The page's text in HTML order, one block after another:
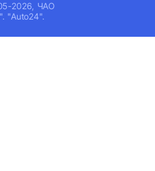
2026, ЧАО
"Auto24".